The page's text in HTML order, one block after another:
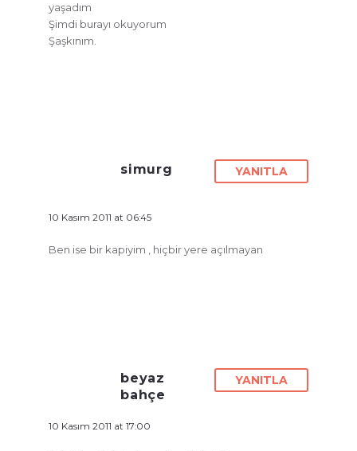
yaşadım
Şimdi burayı okuyorum
Şaşkınım.
simurg
10 Kasım 2011 at 06:45
YANITLA
Ben ise bir kapiyim , hiçbir yere açılmayan
beyaz
bahçe
10 Kasım 2011 at 17:00
YANITLA